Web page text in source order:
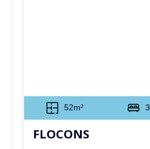
52m² 3
FLOCONS